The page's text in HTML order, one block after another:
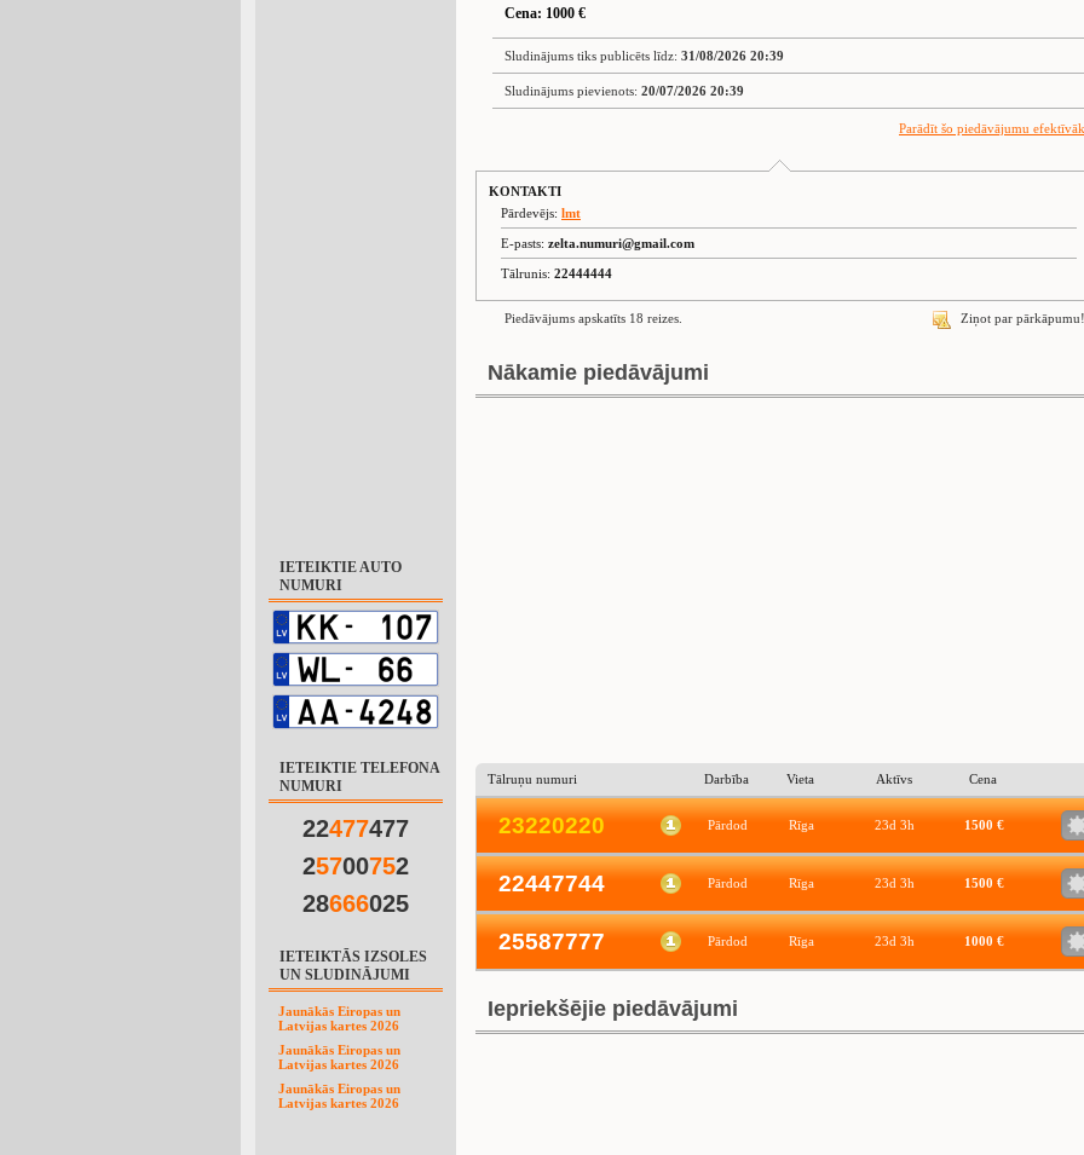
IETEIKTIE AUTO
NUMURI
IETEIKTIE TELEFONA
NUMURI
22477477
25700752
28666025
IETEIKTĀS IZSOLES
UN SLUDINĀJUMI
Jaunākās Eiropas un
Latvijas kartes 2026
Jaunākās Eiropas un
Latvijas kartes 2026
Jaunākās Eiropas un
Latvijas kartes 2026
Cena: 1000 €
Sludinājums tiks publicēts līdz: 31/08/2026 20:39
Sludinājums pievienots: 20/07/2026 20:39
Parādīt šo piedāvājumu efektīvāk
KONTAKTI
Pārdevējs: lmt
E-pasts: zelta.numuri@gmail.com
Tālrunis: 22444444
Ziņot par pārkāpumu!
Piedāvājums apskatīts 18 reizes.
Nākamie piedāvājumi
Tālruņu numuri Darbība Vieta Aktīvs Cena
23220220 Pārdod Rīga 23d 3h 1500 €
22447744 Pārdod Rīga 23d 3h 1500 €
25587777 Pārdod Rīga 23d 3h 1000 €
Iepriekšējie piedāvājumi